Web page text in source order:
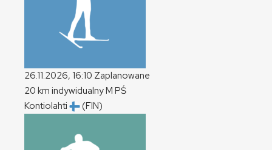
26.11.2026, 16:10 Zaplanowane
20 km indywidualnyM PŚ
Kontiolahti
(FIN)